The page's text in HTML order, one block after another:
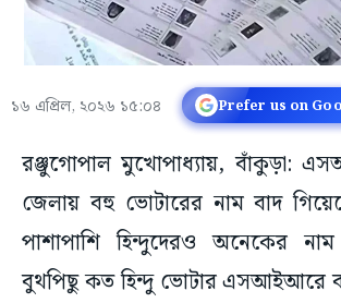
১৬ এপ্রিল, ২০২৬ ১৫:০৪ Prefer us on
রঞ্জুগোপাল মুখোপাধ্যায়, বাঁকুড়া:
জেলায় বহু ভোটারের নাম বাদ
পাশাপাশি হিন্দুদেরও অনেকের
বুথপিছু কত হিন্দু ভোটার এসআইআরে